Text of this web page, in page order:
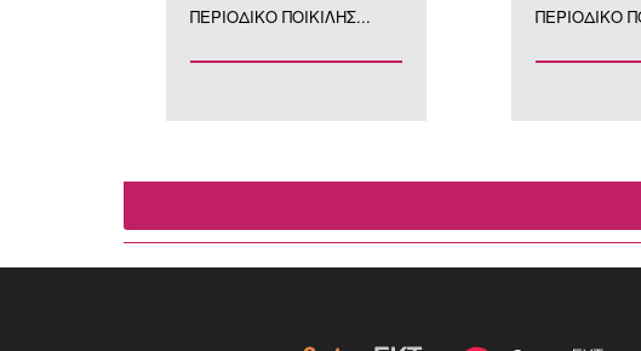
ΠΕΡΙΟΔΙΚΟ ΠΟΙΚΙΛΗΣ... ΠΕΡΙΟΔΙΚΟ